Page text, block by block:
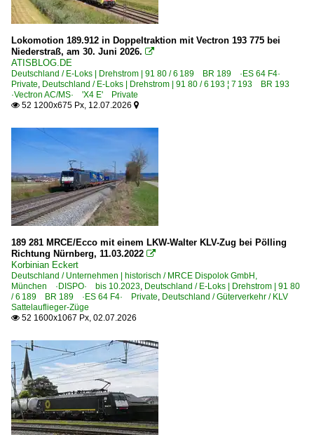
Duisburg Hbf ·EDG·
Dülken
Düsseldorf (sonstige)
Eichenberg
Elze
Emmendingen
Emmerich
Erfurt Hbf ·UE·
Erkner
Essen Hbf ·EE·
Bahnhöfe (F - K)
Falkenberg (Elster)
Frankfurt (Oder) Pbf ·BFP·
Freiburg (Breisgau)
Fulda
Fürth (Bay) Hbf ·NF·
Gemünden(Main)
Göschwitz (Saale)
Göttingen
Lokomotion 189.912 in Doppeltraktion mit Vectron 193 775 bei
Niederstraß, am 30. Juni 2026. 
ATISBLOG.DE
Deutschland / E-Loks | Drehstrom | 91 80 / 6 189 BR 189 ·ES 64 F4·
Private, Deutschland / E-Loks | Drehstrom | 91 80 / 6 193 ¦ 7 193 BR 193
·Vectron AC/MS· 'X4 E' Private
 52 1200x675 Px, 12.07.2026 
189 281 MRCE/Ecco mit einem LKW-Walter KLV-Zug bei Pölling
Richtung Nürnberg, 11.03.2022 
Korbinian Eckert
Deutschland / Unternehmen | historisch / MRCE Dispolok GmbH,
München ·DISPO· bis 10.2023, Deutschland / E-Loks | Drehstrom | 91 80
/ 6 189 BR 189 ·ES 64 F4· Private, Deutschland / Güterverkehr / KLV
Sattelauflieger-Züge
 52 1600x1067 Px, 02.07.2026